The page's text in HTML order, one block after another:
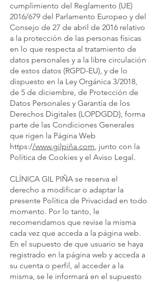
cumplimiento del Reglamento (UE)
2016/679 del Parlamento Europeo y del
Consejo de 27 de abril de 2016 relativo
a la protección de las personas físicas
en lo que respecta al tratamiento de
datos personales y a la libre circulación
de estos datos (RGPD-EU), y de lo
dispuesto en la Ley Orgánica 3/2018,
de 5 de diciembre, de Protección de
Datos Personales y Garantía de los
Derechos Digitales (LOPDGDD), forma
parte de las Condiciones Generales
que rigen la Página Web
https://www.gilpiña.com, junto con la
Política de Cookies y el Aviso Legal.
CLÍNICA GIL PIÑA se reserva el
derecho a modificar o adaptar la
presente Política de Privacidad en todo
momento. Por lo tanto, le
recomendamos que revise la misma
cada vez que acceda a la página web.
En el supuesto de que usuario se haya
registrado en la página web y acceda a
su cuenta o perfil, al acceder a la
misma, se le informará en el supuesto